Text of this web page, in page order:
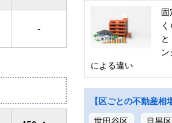
-
と
による違い
【区ごとの不動産相